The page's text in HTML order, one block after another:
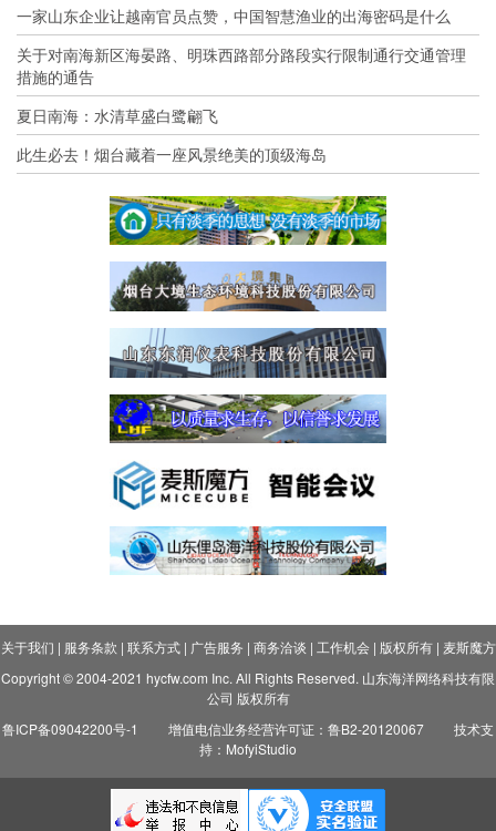
一家山东企业让越南官员点赞，中国智慧渔业的出海密码是什么
关于对南海新区海晏路、明珠西路部分路段实行限制通行交通管理
措施的通告
夏日南海：水清草盛白鹭翩飞
此生必去！烟台藏着一座风景绝美的顶级海岛
关于我们 | 服务条款 | 联系方式| 广告服务 | 商务洽谈 | 工作机会| 版权所有| 麦斯魔方
Copyright © 2004-2021 hycfw.com Inc. All Rights Reserved. 山东海洋网络科技有限
公司 版权所有
鲁ICP备09042200号-1
增值电信业务经营许可证：鲁B2-20120067
技术支
持：MofyiStudio